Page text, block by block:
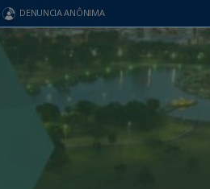
DENUNCIA ANÔNIMA